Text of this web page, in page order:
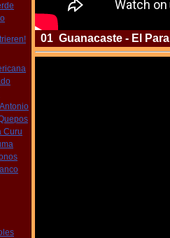
Curu
01 Guanacaste - El